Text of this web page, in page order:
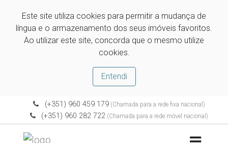
Este site utiliza cookies para permitir a mudança de
língua e o armazenamento dos seus imóveis favoritos.
Ao utilizar este site, concorda que o mesmo utilize
cookies.
Entendi
(+351) 960 459 179(Chamada para a rede fixa nacional)
(+351) 960 282 722 (Chamada para a rede móvel nacional)